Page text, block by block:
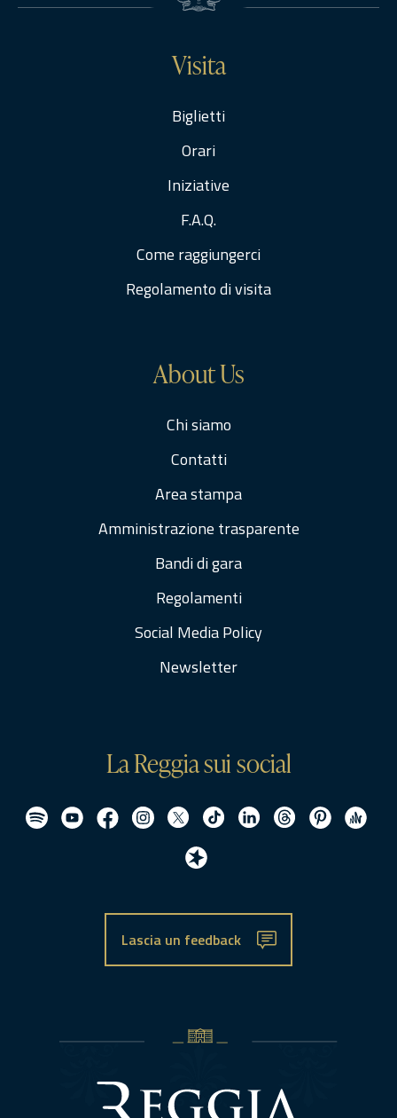
Visita
Biglietti
Orari
Iniziative
F.A.Q.
Come raggiungerci
Regolamento di visita
About Us
Chi siamo
Contatti
Area stampa
Amministrazione trasparente
Bandi di gara
Regolamenti
Social Media Policy
Newsletter
La Reggia sui social
Lascia un feedback